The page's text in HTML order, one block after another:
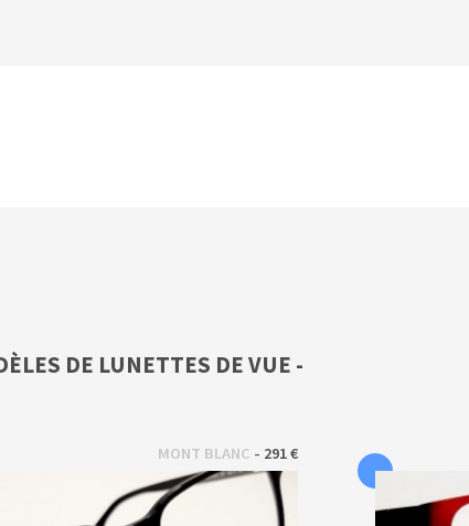
DE LUNETTES DE VUE -
MONT BLANC - 291 €